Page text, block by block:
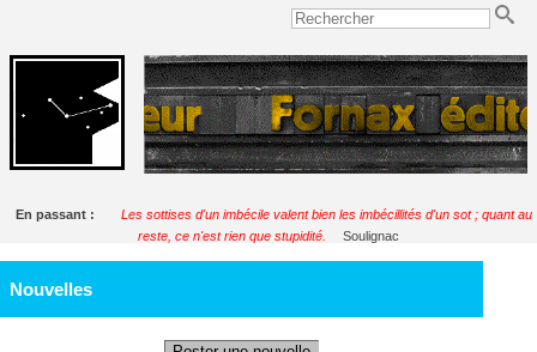
En passant :
Les sottises d'un imbécile valent bien les imbécillités d'un sot ; quant au
reste, ce n'est rien que stupidité.
Soulignac
Nouvelles